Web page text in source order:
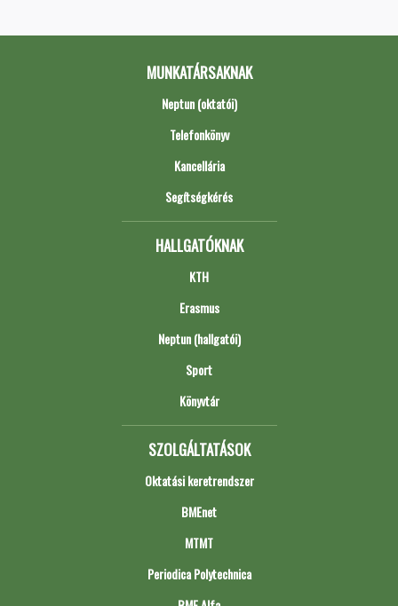
MUNKATÁRSAKNAK
Neptun (oktatói)
Telefonkönyv
Kancellária
Segítségkérés
HALLGATÓKNAK
KTH
Erasmus
Neptun (hallgatói)
Sport
Könyvtár
SZOLGÁLTATÁSOK
Oktatási keretrendszer
BMEnet
MTMT
Periodica Polytechnica